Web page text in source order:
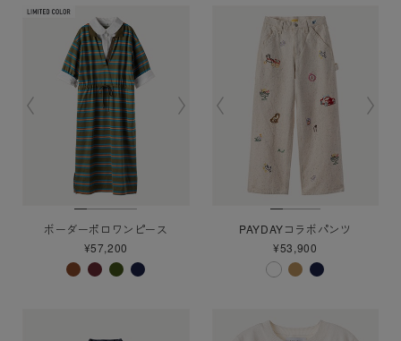
ボーダーポロワンピース
¥57,200
PAYDAYコラボパンツ
¥53,900